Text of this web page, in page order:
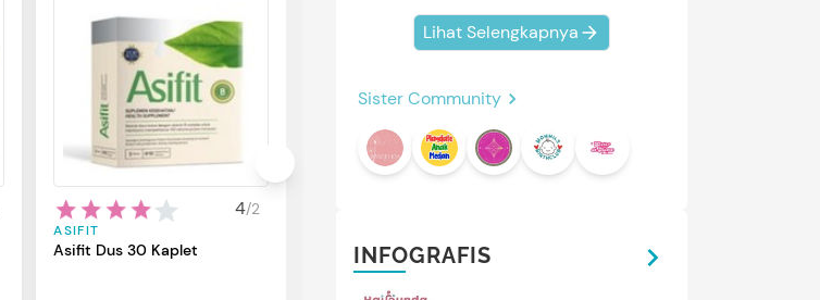
4/2
ASIFIT
Asifit Dus 30 Kaplet
4/10
Softex Maternity Pembalut
Softex Maternity merupakan
pembalut 45 cm khusus
untuk menemani Bunda yang
GEA BABY
GEA Baby Premium Breast
memiliki berbagai ukuran
kantong & desain yang
Kompak Banget!
Lihat Selengkapnya
Sister Community
INFOGRAFIS